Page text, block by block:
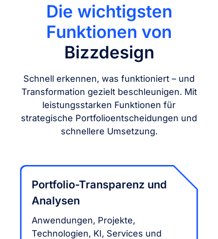
Die wichtigsten
Funktionen von
Bizzdesign
Schnell erkennen, was funktioniert – und
Transformation gezielt beschleunigen. Mit
leistungsstarken Funktionen für
strategische Portfolioentscheidungen und
schnellere Umsetzung.
Portfolio-Transparenz und
Analysen
Anwendungen, Projekte,
Technologien, KI, Services und